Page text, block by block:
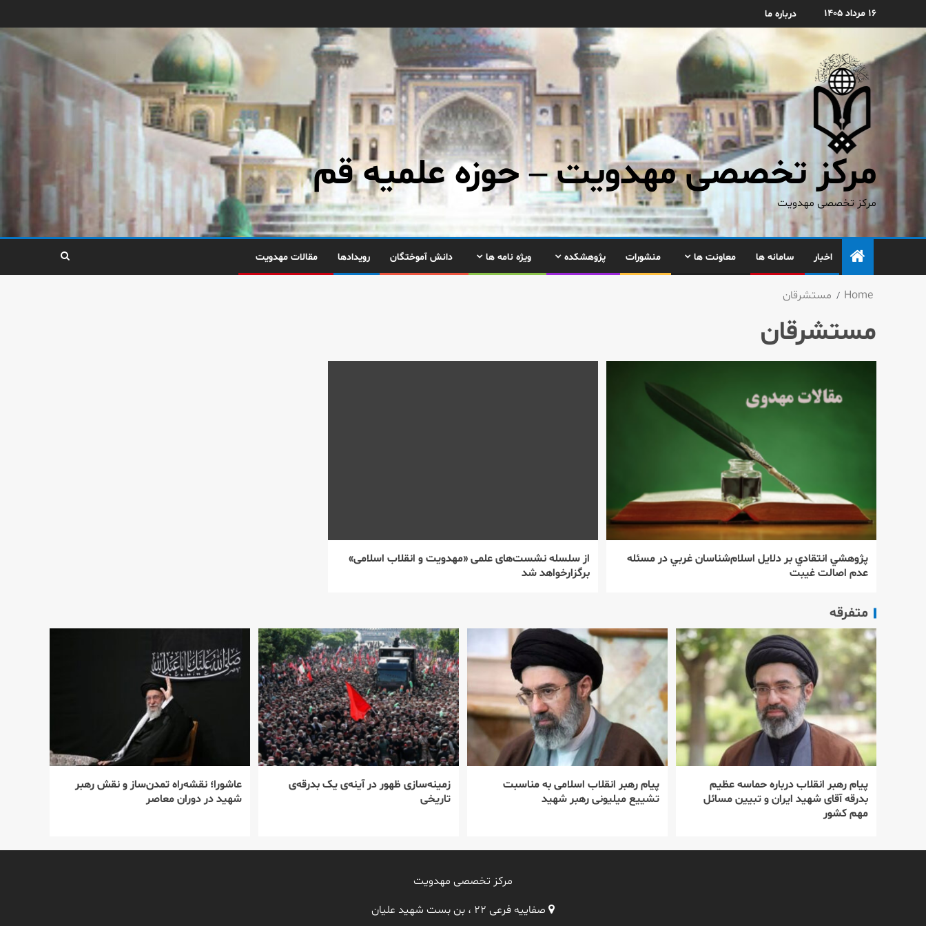
۱۶ مرداد ۱۴۰۵ درباره ما
مرکز تخصصی مهدویت – حوزه علمیه قم
مرکز تخصصی مهدویت
اخبار سامانه ها معاونت ها منشورات پژوهشکده ویژه نامه ها دانش آموختگان رویدادها مقالات مهدویت
Home مستشرقان
مستشرقان
پژوهشي انتقادي بر دلايل اسلام‌شناسان غربي در مسئله
عدم اصالت غيبت
از سلسله نشست‌های علمی «مهدویت و انقلاب اسلامی»
برگزارخواهد شد
متفرقه
پیام رهبر انقلاب درباره حماسه عظیم
بدرقه آقای شهید ایران و تبیین مسائل
مهم کشور
پیام رهبر انقلاب اسلامی به مناسبت
تشییع میلیونی رهبر شهید
زمینه‌سازی ظهور در آینه‌ی یک بدرقه‌ی
تاریخی
عاشورا؛ نقشه‌راه تمدن‌ساز و نقش رهبر
شهید در دوران معاصر
مرکز تخصصی مهدویت
صفاییه فرعی ۲۲ ، بن بست شهید علیان